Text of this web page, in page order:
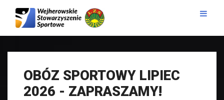
OBÓZ SPORTOWY LIPIEC
2026 - ZAPRASZAMY!